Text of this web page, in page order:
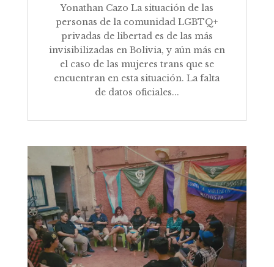
Yonathan Cazo La situación de las
personas de la comunidad LGBTQ+
privadas de libertad es de las más
invisibilizadas en Bolivia, y aún más en
el caso de las mujeres trans que se
encuentran en esta situación. La falta
de datos oficiales...